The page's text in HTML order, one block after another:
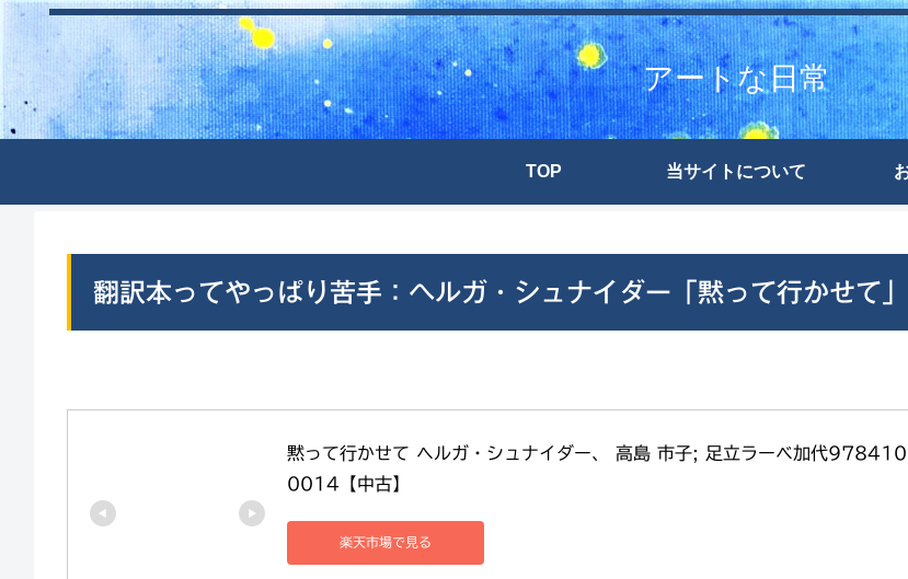
アートな日常
TOP 当サイトについて
翻訳本ってやっぱり苦手：ヘルガ・シュナイダー「黙って行かせて」
黙って行かせて ヘルガ・シュナイダー、 高島 市子; 足立ラーベ加代
0014【中古】
楽天市場で見る